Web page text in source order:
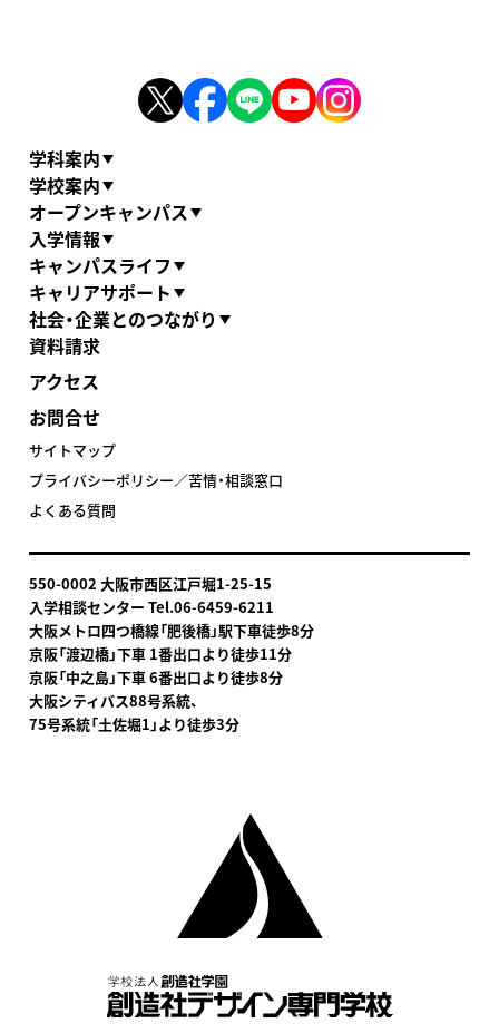
学科案内
学校案内
オープンキャンパス
入学情報
キャンパスライフ
キャリアサポート
社会・企業とのつながり
資料請求
アクセス
お問合せ
サイトマップ
プライバシーポリシー／苦情・相談窓口
よくある質問
550-0002 大阪市西区江戸堀1-25-15
入学相談センター Tel.06-6459-6211
大阪メトロ四つ橋線「肥後橋」駅下車徒歩8分
京阪「渡辺橋」下車 1番出口より徒歩11分
京阪「中之島」下車 6番出口より徒歩8分
大阪シティバス88号系統、
75号系統「土佐堀1」より徒歩3分